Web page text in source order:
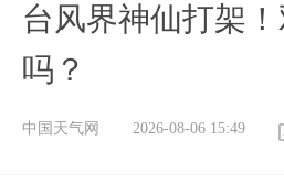
台风界神仙打架
吗？
中国天气网 2026-08-06 15:49